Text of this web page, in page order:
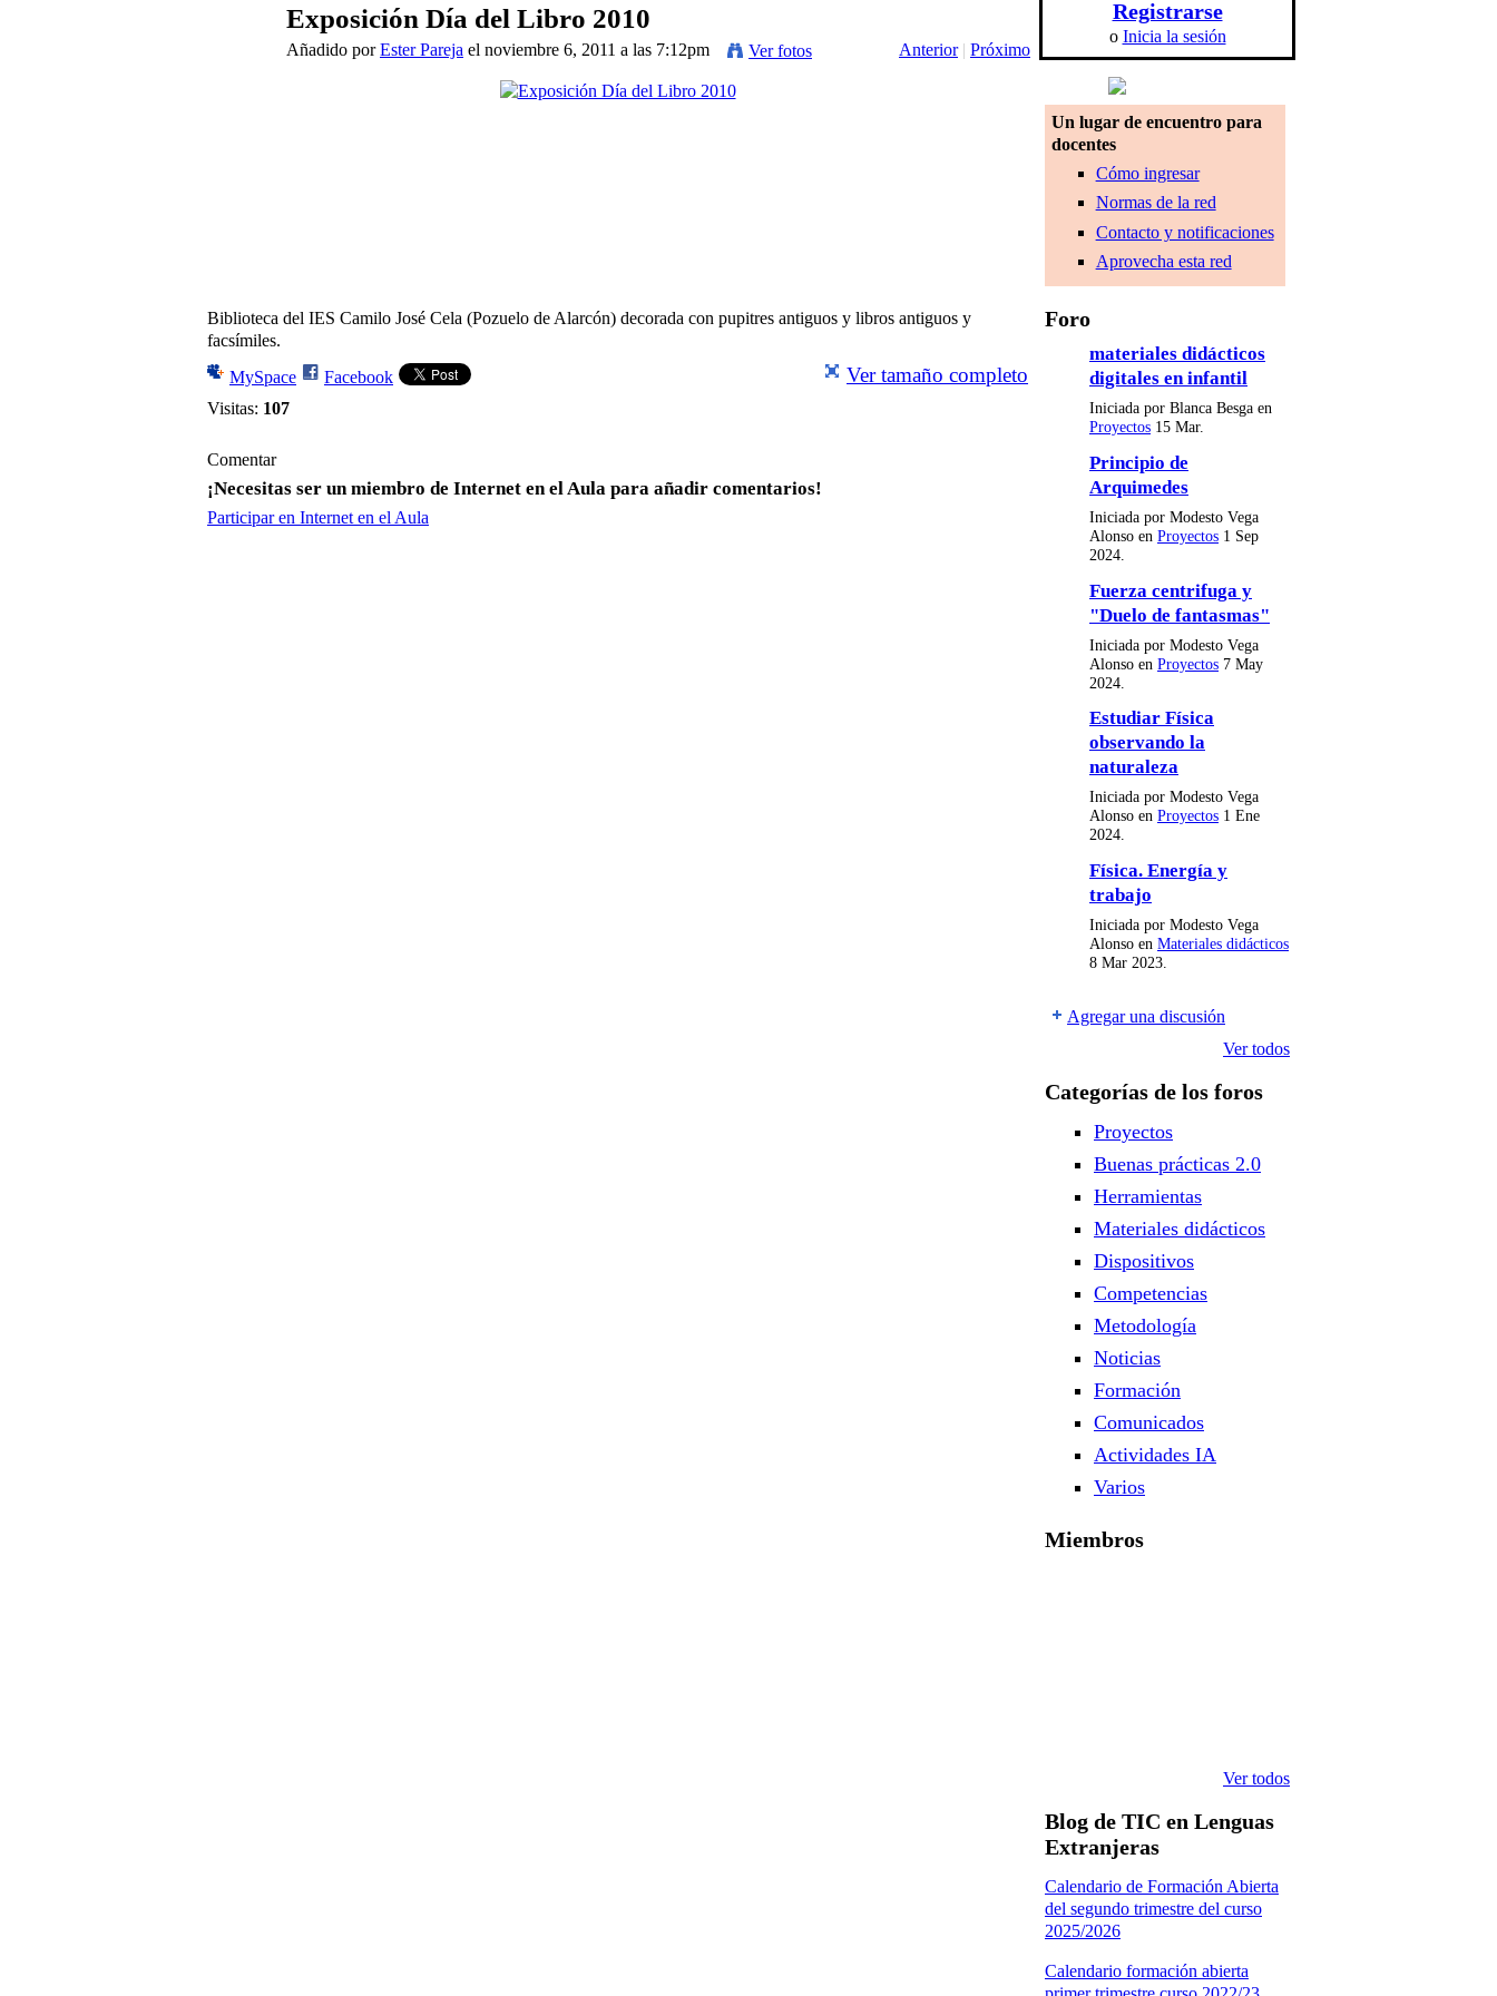
Exposición Día del Libro 2010
Añadido porEster Pareja el noviembre 6, 2011 a las 7:12pm Ver fotos Anterior | Próximo
Biblioteca del IES Camilo José Cela (Pozuelo de Alarcón) decorada con pupitres antiguos y libros antiguos y
facsímiles.
MySpace
Facebook
Visitas: 107
Ver tamaño completo
Comentar
¡Necesitas ser un miembro de Internet en el Aula para añadir comentarios!
Participar en Internet en el Aula
Registrarse
o Inicia la sesión
Un lugar de encuentro para
docentes
Cómo ingresar
Normas de la red
Contacto y notificaciones
Aprovecha esta red
Foro
materiales didácticos
digitales en infantil
Iniciada por Blanca Besga en
Proyectos 15 Mar.
Principio de
Arquimedes
Iniciada por Modesto Vega
Alonso en Proyectos 1 Sep
2024.
Fuerza centrifuga y
"Duelo de fantasmas"
Iniciada por Modesto Vega
Alonso en Proyectos 7 May
2024.
Estudiar Física
observando la
naturaleza
Iniciada por Modesto Vega
Alonso en Proyectos 1 Ene
2024.
Física. Energía y
trabajo
Iniciada por Modesto Vega
Alonso en Materiales didácticos
8 Mar 2023.
Agregar una discusión
Ver todos
Categorías de los foros
Proyectos
Buenas prácticas 2.0
Herramientas
Materiales didácticos
Dispositivos
Competencias
Metodología
Noticias
Formación
Comunicados
Actividades IA
Varios
Miembros
Ver todos
Blog de TIC en Lenguas
Extranjeras
Calendario de Formación Abierta
del segundo trimestre del curso
2025/2026
Calendario formación abierta